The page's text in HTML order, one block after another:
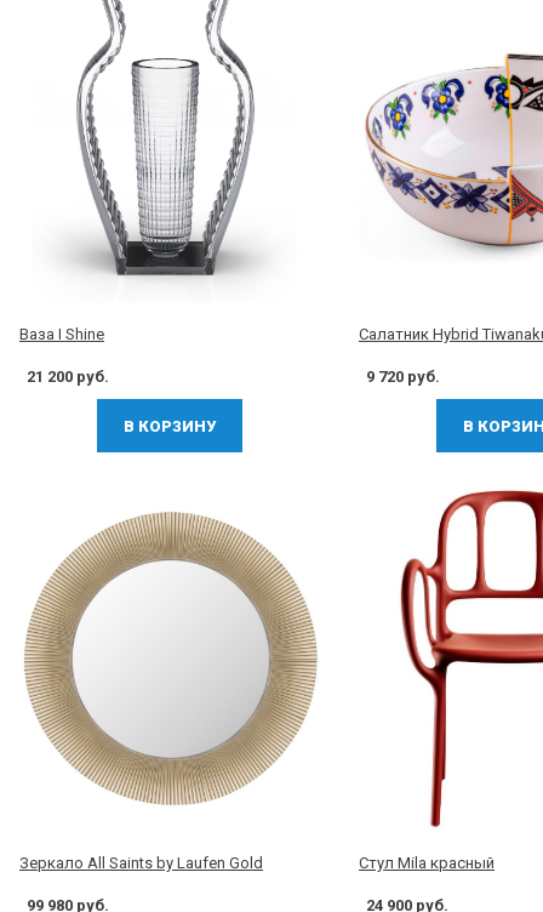
Ваза I Shine
21 200 руб.
В КОРЗИНУ
Cалатник Hybrid
9 720 руб.
В
Зеркало All Saints by Laufen Gold
99 980 руб.
Стул Mila красный
24 900 руб.